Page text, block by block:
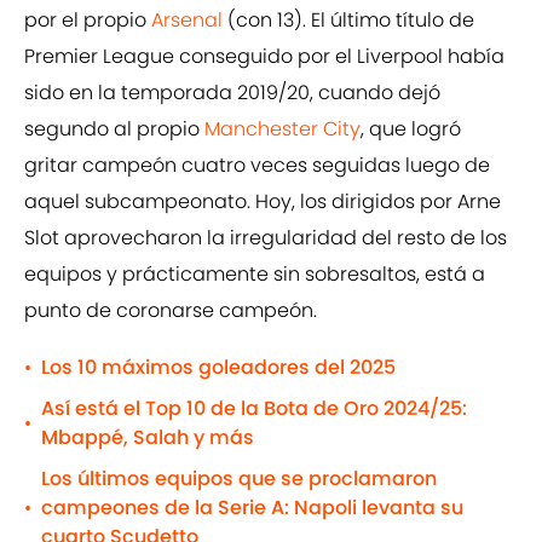
por el propioArsenal (con 13). El último título de
Premier League conseguido por el Liverpool había
sido en la temporada 2019/20, cuando dejó
segundo al propio Manchester City, que logró
gritar campeón cuatro veces seguidas luego de
aquel subcampeonato. Hoy, los dirigidos por Arne
Slot aprovecharon la irregularidad del resto de los
equipos y prácticamente sin sobresaltos, está a
punto de coronarse campeón.
• Los 10 máximos goleadores del 2025
•
Así está el Top 10 de la Bota de Oro 2024/25:
Mbappé, Salah y más
•
Los últimos equipos que se proclamaron
campeones de la Serie A: Napoli levanta su